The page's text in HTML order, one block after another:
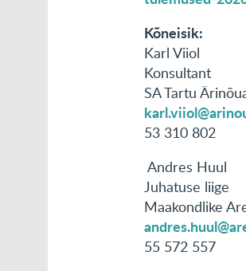
Kõneisik:
Karl Viiol
Konsultant
SA Tartu
53 310 802
Andres Huul
Juhatuse liige
Maakondlike
55 572 557